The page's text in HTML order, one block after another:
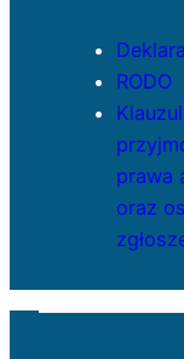
RODO
prawa
oraz